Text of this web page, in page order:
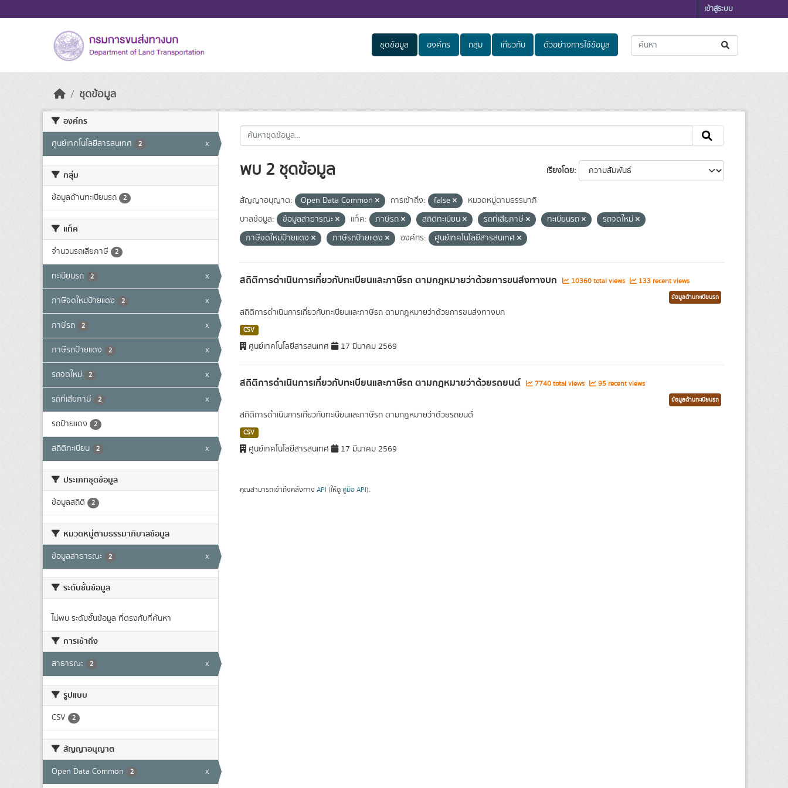
เข้าสู่ระบบ
ชุดข้อมูล องค์กร กลุ่ม เกี่ยวกับ ตัวอย่างการใช้ข้อมูล
ชุดข้อมูล
องค์กร
ศูนย์เทคโนโลยีสารสนเทศ 2 x
กลุ่ม
ข้อมูลด้านทะเบียนรถ 2
แท็ค
จำนวนรถเสียภาษี 2
ทะเบียนรถ 2 x
ภาษีจดใหม่ป้ายแดง 2 x
ภาษีรถ 2 x
ภาษีรถป้ายแดง 2 x
รถจดใหม่ 2 x
รถที่เสียภาษี 2 x
รถป้ายแดง 2
สถิติทะเบียน 2 x
ประเภทชุดข้อมูล
ข้อมูลสถิติ 2
หมวดหมู่ตามธรรมาภิบาลข้อมูล
ข้อมูลสาธารณะ 2 x
ระดับชั้นข้อมูล
ไม่พบ ระดับชั้นข้อมูล ที่ตรงกับที่ค้นหา
การเข้าถึง
สาธารณะ 2 x
รูปแบบ
CSV 2
สัญญาอนุญาต
Open Data Common 2 x
เรียงโดย
พบ 2 ชุดข้อมูล
สัญญาอนุญาต: Open Data Common การเข้าถึง: false
หมวดหมู่ตามธรรมาภิ
บาลข้อมูล:
ข้อมูลสาธารณะ แท็ค: ภาษีรถ สถิติทะเบียน รถที่เสียภาษี ทะเบียนรถ
รถจดใหม่
ภาษีจดใหม่ป้ายแดง
ภาษีรถป้ายแดง องค์กร: ศูนย์เทคโนโลยีสารสนเทศ
สถิติการดำเนินการเกี่ยวกับทะเบียนและภาษีรถ ตามกฎหมายว่าด้วยการขนส่งทางบก 10360 total views 133 recent views
ข้อมูลด้านทะเบียนรถ
สถิติการดำเนินการเกี่ยวกับทะเบียนและภาษีรถ ตามกฎหมายว่าด้วยการขนส่งทางบก
CSV
ศูนย์เทคโนโลยีสารสนเทศ 17 มีนาคม 2569
สถิติการดำเนินการเกี่ยวกับทะเบียนและภาษีรถ ตามกฎหมายว่าด้วยรถยนต์ 7740 total views 95 recent views
ข้อมูลด้านทะเบียนรถ
สถิติการดำเนินการเกี่ยวกับทะเบียนและภาษีรถ ตามกฎหมายว่าด้วยรถยนต์
CSV
ศูนย์เทคโนโลยีสารสนเทศ 17 มีนาคม 2569
คุณสามารถเข้าถึงคลังทาง API (ให้ดู คู่มือ API).